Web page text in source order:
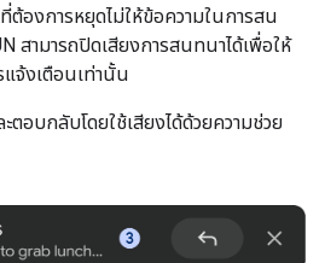
องการหยุดไม่ให้ข้อความในการสน
สามารถปิดเสียงการสนทนาได้เพื่อให้
จ้งเตือนเท่านั้น
ตอบกลับโดยใช้เสียงได้ด้วยความช่วย